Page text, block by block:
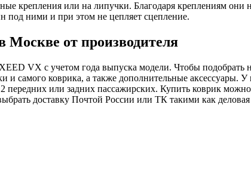
крепления или на липучки. Благодаря креплениям
под ними и при этом не цепляет сцепление.
от производителя
VX с учетом года выпуска модели. Чтобы подобрать
и самого коврика, а также дополнительные аксессуары.
передних или задних пассажирских. Купить коврик
доставку Почтой России или ТК такими как